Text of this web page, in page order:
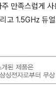
만족스럽게
고 1.5GHz 듀